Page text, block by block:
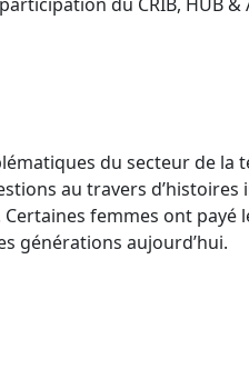
du secteur de la
au travers
femmes ont
générations aujourd’hui.